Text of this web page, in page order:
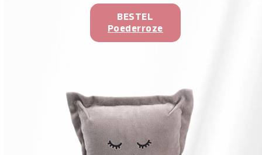
BESTEL
Poederroze